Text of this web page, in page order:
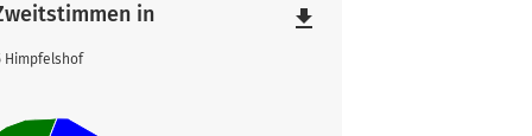
in
Himpfelshof
file_download